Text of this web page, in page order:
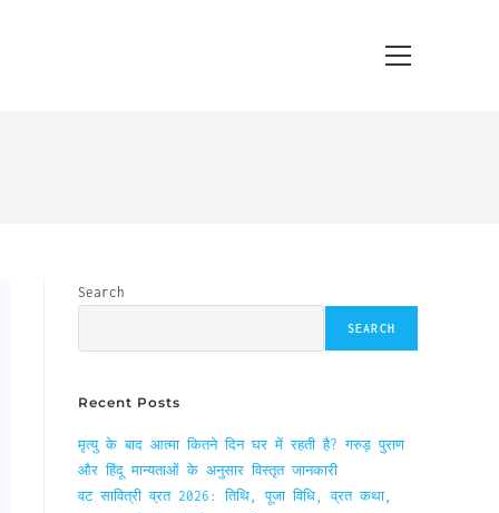
Main
Search
SEARCH
Recent Posts
मृत्यु के बाद आत्मा कितने दिन घर में रहती है? गरुड़ पुराण
और हिंदू मान्यताओं के अनुसार विस्तृत जानकारी
वट सावित्री व्रत 2026: तिथि, पूजा विधि, व्रत कथा,